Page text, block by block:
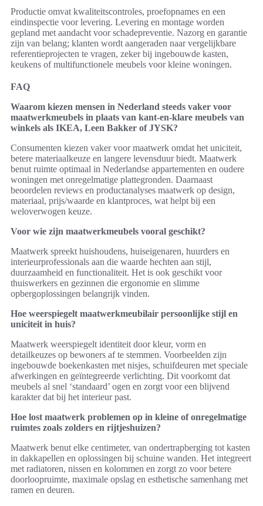
Productie omvat kwaliteitscontroles, proefopnames en een
eindinspectie voor levering. Levering en montage worden
gepland met aandacht voor schadepreventie. Nazorg en garantie
zijn van belang; klanten wordt aangeraden naar vergelijkbare
referentieprojecten te vragen, zeker bij ingebouwde kasten,
keukens of multifunctionele meubels voor kleine woningen.
FAQ
Waarom kiezen mensen in Nederland steeds vaker voor
maatwerkmeubels in plaats van kant-en-klare meubels van
winkels als IKEA, Leen Bakker of JYSK?
Consumenten kiezen vaker voor maatwerk omdat het uniciteit,
betere materiaalkeuze en langere levensduur biedt. Maatwerk
benut ruimte optimaal in Nederlandse appartementen en oudere
woningen met onregelmatige plattegronden. Daarnaast
beoordelen reviews en productanalyses maatwerk op design,
materiaal, prijs/waarde en klantproces, wat helpt bij een
weloverwogen keuze.
Voor wie zijn maatwerkmeubels vooral geschikt?
Maatwerk spreekt huishoudens, huiseigenaren, huurders en
interieurprofessionals aan die waarde hechten aan stijl,
duurzaamheid en functionaliteit. Het is ook geschikt voor
thuiswerkers en gezinnen die ergonomie en slimme
opbergoplossingen belangrijk vinden.
Hoe weerspiegelt maatwerkmeubilair persoonlijke stijl en
uniciteit in huis?
Maatwerk weerspiegelt identiteit door kleur, vorm en
detailkeuzes op bewoners af te stemmen. Voorbeelden zijn
ingebouwde boekenkasten met nisjes, schuifdeuren met speciale
afwerkingen en geïntegreerde verlichting. Dit voorkomt dat
meubels al snel ‘standaard’ ogen en zorgt voor een blijvend
karakter dat bij het interieur past.
Hoe lost maatwerk problemen op in kleine of onregelmatige
ruimtes zoals zolders en rijtjeshuizen?
Maatwerk benut elke centimeter, van ondertrapberging tot kasten
in dakkapellen en oplossingen bij schuine wanden. Het integreert
met radiatoren, nissen en kolommen en zorgt zo voor betere
doorloopruimte, maximale opslag en esthetische samenhang met
ramen en deuren.